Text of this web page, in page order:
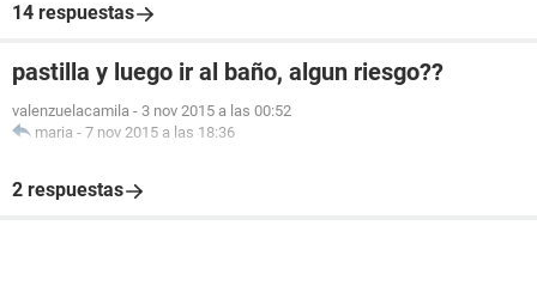
14 respuestas
pastilla y luego ir al baño, algun riesgo??
valenzuelacamila - 3 nov 2015 a las 00:52
maria - 7 nov 2015 a las 18:36
2 respuestas